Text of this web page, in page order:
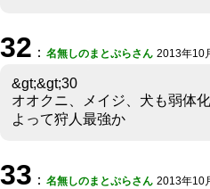
32 ： 名無しのまとぷらさん 2013年10
&gt;&gt;30
オオクニ、メイジ、犬も弱体
よって狩人最強か
33 ： 名無しのまとぷらさん 2013年10